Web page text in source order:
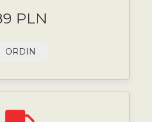
PLN
ORDIN